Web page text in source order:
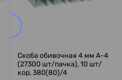
Скоба обивочная 4 мм A-4
(27300 шт/пачка), 10 шт/
кор, 380(80)/4